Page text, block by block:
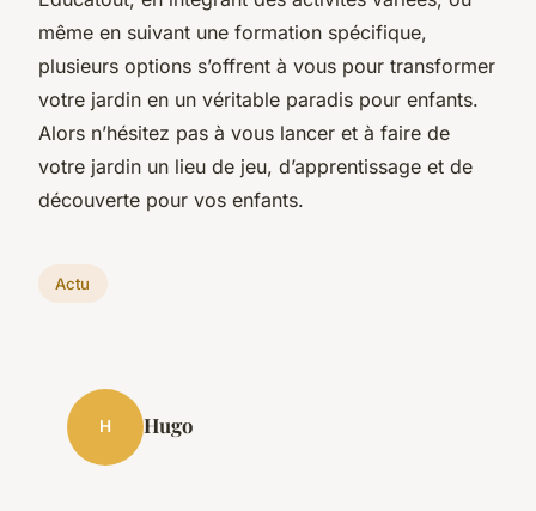
même en suivant une formation spécifique,
plusieurs options s’offrent à vous pour transformer
votre jardin en un véritable paradis pour enfants.
Alors n’hésitez pas à vous lancer et à faire de
votre jardin un lieu de jeu, d’apprentissage et de
découverte pour vos enfants.
Actu
H Hugo